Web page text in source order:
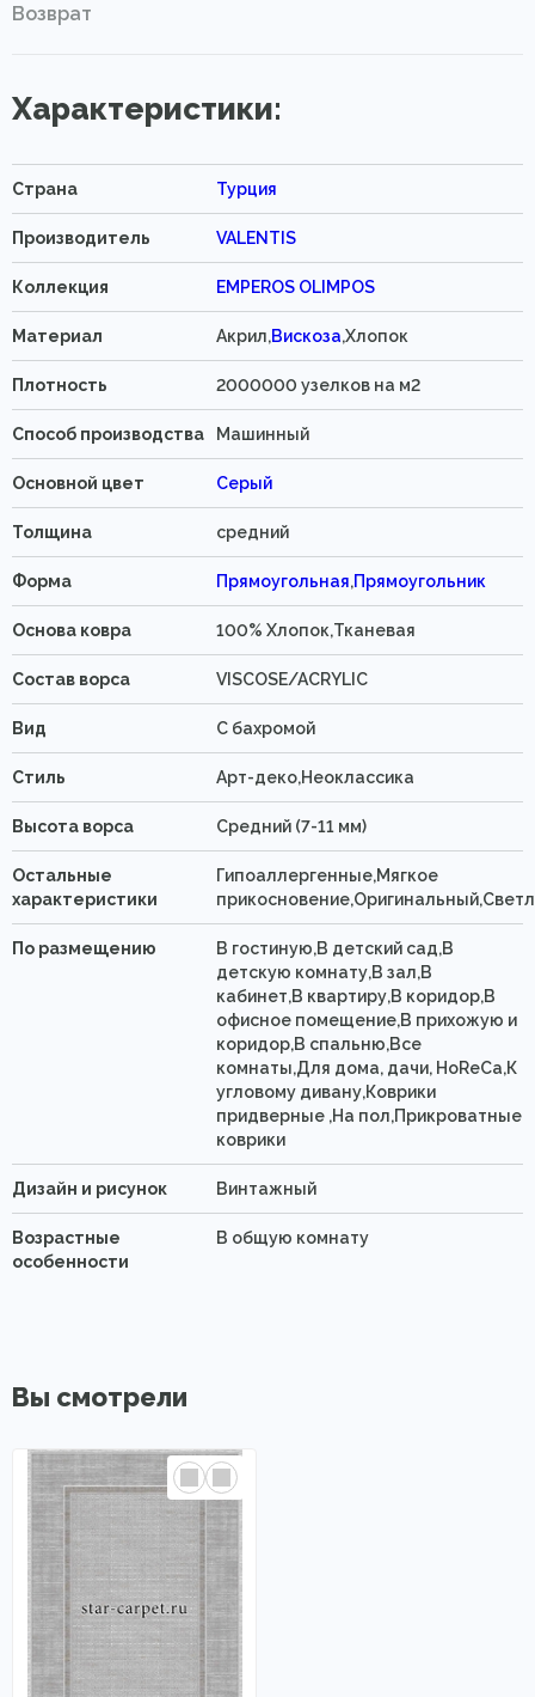
Возврат
Характеристики:
Страна Турция
Производитель VALENTIS
Коллекция EMPEROS OLIMPOS
Материал Акрил,Вискоза,Хлопок
Плотность 2000000 узелков на м2
Способ производства Машинный
Основной цвет Серый
Толщина средний
Форма Прямоугольная,Прямоугольник
Основа ковра 100% Хлопок,Тканевая
Состав ворса VISCOSE/ACRYLIC
Вид C бахромой
Стиль Арт-деко,Неоклассика
Высота ворса Средний (7-11 мм)
Остальные
характеристики
Гипоаллергенные,Мягкое
По размещению
В гостиную,В детский сад,В
детскую комнату,В зал,В
кабинет,В квартиру,В коридор,В
офисное помещение,В прихожую и
коридор,В спальню,Все
комнаты,Для дома, дачи, HoReCa,К
угловому дивану,Коврики
придверные ,На пол,Прикроватные
коврики
Дизайн и рисунок Винтажный
Возрастные
особенности
В общую комнату
Вы смотрели